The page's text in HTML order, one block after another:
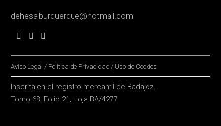
dehesalburquerque@hotmail.com
Aviso Legal / Política de Privacidad / Uso de Cookies
Inscrita en el registro mercantil de Badajoz.
Tomo 68. Folio 21, Hoja BA/4277